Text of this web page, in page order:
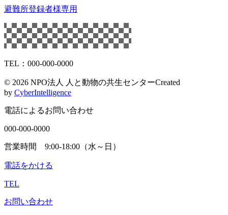
避難所登録者様専用
TEL：000-000-0000
© 2026 NPO法人 人と動物の共生センターCreated
by CyberIntelligence
電話によるお問い合わせ
000-000-0000
営業時間 9:00-18:00（水～日）
電話をかける
TEL
お問い合わせ